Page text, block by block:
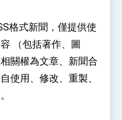
「時代雜誌」專訪，闡
台印尼半導體供應鏈合
美國聯邦參議員蓋耶哥
國智庫「德國馬歇爾基金
跨大西洋戰略夥伴關係
果 卓揆期勉爭取時間完
簽署
性結果有助臺灣取得有
美對等貿易協定」簽署
格式新聞，僅提供使
（包括著作、圖
關權為文章、新聞合
使用、修改、重製、